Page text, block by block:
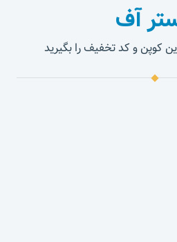
آف
کوپن و کد تخفیف را بگیرید